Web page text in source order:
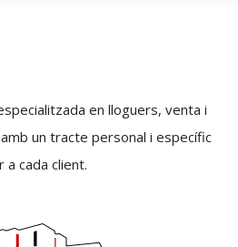
en lloguers, venta i
un tracte personal i específic
a cada client.